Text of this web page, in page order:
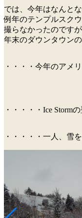
では、今年はなんとな
例年のテンプルスク
撮らなかったのですが
年末のダウンタウン
・・・・今年のアメ
・・・・・Ice Storm
・・・・・一人、雪